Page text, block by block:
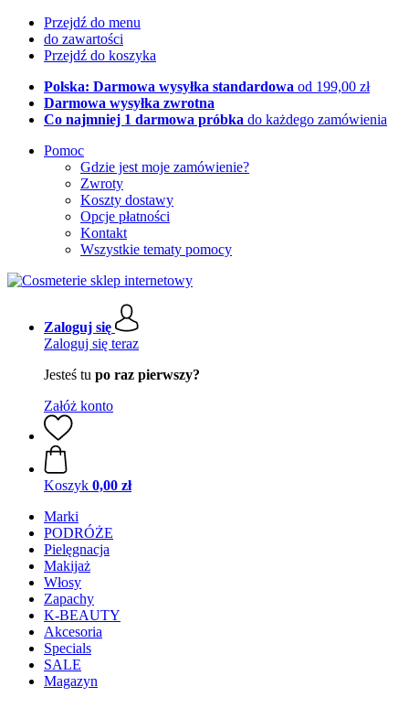
Przejdź do menu
do zawartości
Przejdź do koszyka
Polska: Darmowa wysyłka standardowa od 199,00 zł
Darmowa wysyłka zwrotna
Co najmniej 1 darmowa próbka do każdego zamówienia
Pomoc
Gdzie jest moje zamówienie?
Zwroty
Koszty dostawy
Opcje płatności
Kontakt
Wszystkie tematy pomocy
Zaloguj się
Zaloguj się teraz
Jesteś tu po raz pierwszy?
Załóż konto
Koszyk 0,00 zł
Marki
PODRÓŻE
Pielęgnacja
Makijaż
Włosy
Zapachy
K-BEAUTY
Akcesoria
Specials
SALE
Magazyn